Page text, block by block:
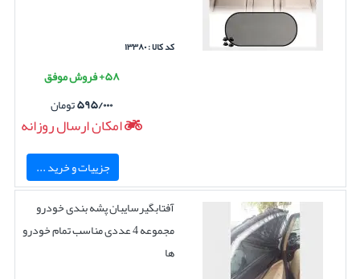
کد کالا : ۱۳۳۸۰
۵۸+ فروش موفق
۵۹۵/۰۰۰تومان
امکان ارسال روزانه
جزییات و خرید ...
آفتابگیرسایبان پشه بندی خودرو
مجموعه 4 عددی مناسب تمام خودرو
ها